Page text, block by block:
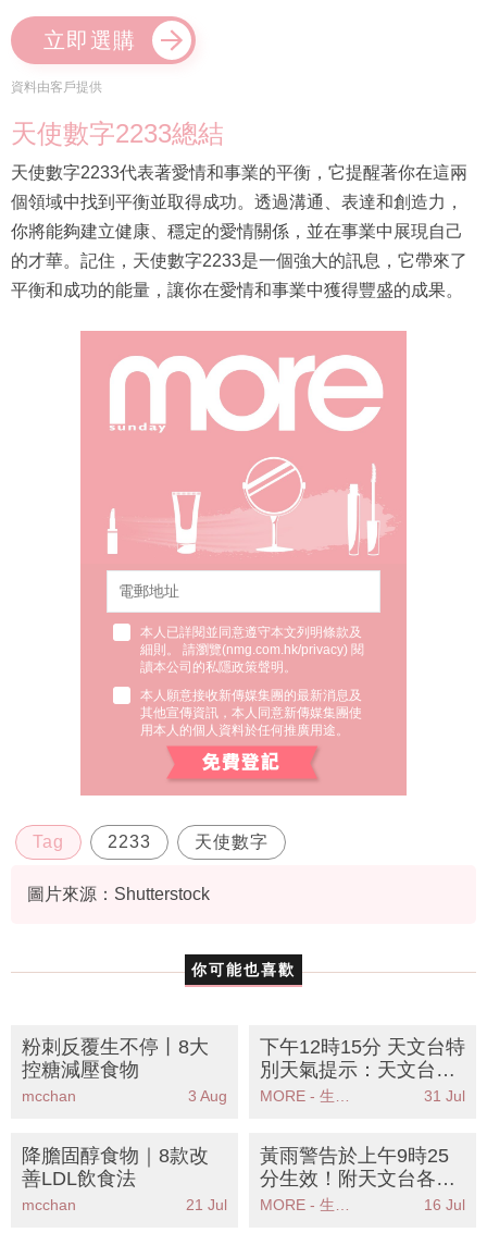
立即選購
資料由客戶提供
天使數字2233總結
天使數字2233代表著愛情和事業的平衡，它提醒著你在這兩
個領域中找到平衡並取得成功。透過溝通、表達和創造力，
你將能夠建立健康、穩定的愛情關係，並在事業中展現自己
的才華。記住，天使數字2233是一個強大的訊息，它帶來了
平衡和成功的能量，讓你在愛情和事業中獲得豐盛的成果。
本人已詳閱並同意遵守本文列明條款及
細則。 請瀏覽(nmg.com.hk/privacy) 閱
讀本公司的私隱政策聲明。
本人願意接收新傳媒集團的最新消息及
其他宣傳資訊，本人同意新傳媒集團使
用本人的個人資料於任何推廣用途。
Tag 2233 天使數字
圖片來源：Shutterstock
你可能也喜歡
粉刺反覆生不停丨8大
控糖減壓食物
mcchan 3 Aug
下午12時15分 天文台特
別天氣提示：天文台發
出強陣風警告市民應儘
MORE - 生活品味 31 Jul
降膽固醇食物｜8款改
善LDL飲食法
mcchan 21 Jul
黃雨警告於上午9時25
分生效！附天文台各區
雨量分佈圖
16 Jul